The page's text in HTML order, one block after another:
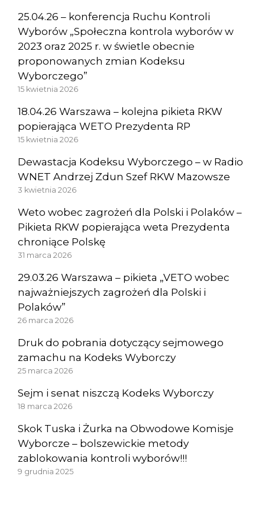
25.04.26 – konferencja Ruchu Kontroli
Wyborów „Społeczna kontrola wyborów w
2023 oraz 2025 r. w świetle obecnie
proponowanych zmian Kodeksu
Wyborczego”
15 kwietnia 2026
18.04.26 Warszawa – kolejna pikieta RKW
popierająca WETO Prezydenta RP
15 kwietnia 2026
Dewastacja Kodeksu Wyborczego – w Radio
WNET Andrzej Zdun Szef RKW Mazowsze
3 kwietnia 2026
Weto wobec zagrożeń dla Polski i Polaków –
Pikieta RKW popierająca weta Prezydenta
chroniące Polskę
31 marca 2026
29.03.26 Warszawa – pikieta „VETO wobec
najważniejszych zagrożeń dla Polski i
Polaków”
26 marca 2026
Druk do pobrania dotyczący sejmowego
zamachu na Kodeks Wyborczy
25 marca 2026
Sejm i senat niszczą Kodeks Wyborczy
18 marca 2026
Skok Tuska i Żurka na Obwodowe Komisje
Wyborcze – bolszewickie metody
zablokowania kontroli wyborów!!!
9 grudnia 2025